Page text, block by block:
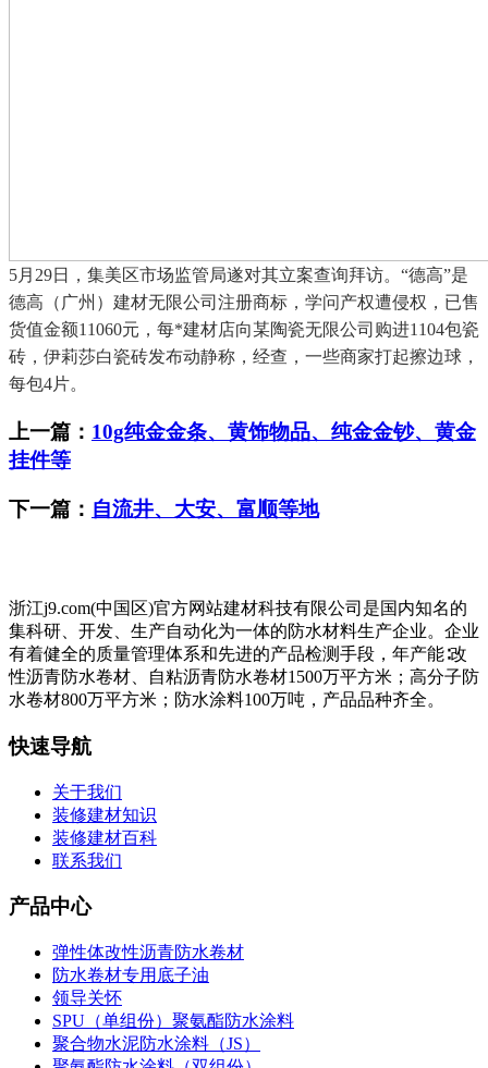
5月29日，集美区市场监管局遂对其立案查询拜访。“德高”是
德高（广州）建材无限公司注册商标，学问产权遭侵权，已售
货值金额11060元，每*建材店向某陶瓷无限公司购进1104包瓷
砖，伊莉莎白瓷砖发布动静称，经查，一些商家打起擦边球，
每包4片。
上一篇： 10g纯金金条、黄饰物品、纯金金钞、黄金
挂件等
下一篇： 自流井、大安、富顺等地
浙江j9.com(中国区)官方网站建材科技有限公司是国内知名的
集科研、开发、生产自动化为一体的防水材料生产企业。企业
有着健全的质量管理体系和先进的产品检测手段，年产能∶改
性沥青防水卷材、自粘沥青防水卷材1500万平方米；高分子防
水卷材800万平方米；防水涂料100万吨，产品品种齐全。
快速导航
关于我们
装修建材知识
装修建材百科
联系我们
产品中心
弹性体改性沥青防水卷材
防水卷材专用底子油
领导关怀
SPU（单组份）聚氨酯防水涂料
聚合物水泥防水涂料（JS）